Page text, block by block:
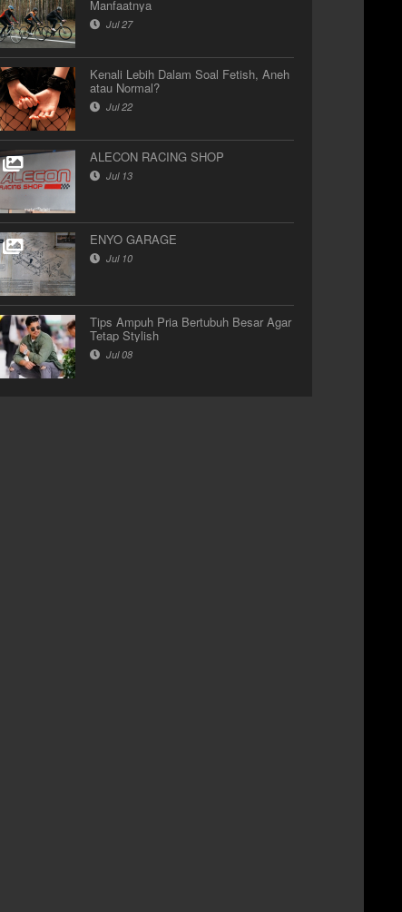
Manfaatnya
Jul 27
Kenali Lebih Dalam Soal Fetish, Aneh
atau Normal?
Jul 22
ALECON RACING SHOP
Jul 13
ENYO GARAGE
Jul 10
Tips Ampuh Pria Bertubuh Besar Agar
Tetap Stylish
Jul 08